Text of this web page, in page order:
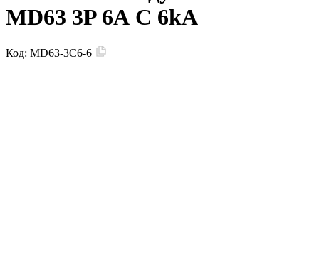
MD63 3P 6А C 6kA
Код: MD63-3C6-6